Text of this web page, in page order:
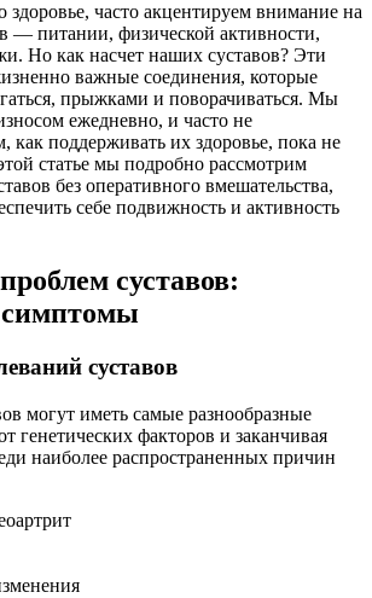
часто акцентируем внимание на
— питании, физической активности,
Но как насчет наших суставов? Эти
важные соединения, которые
прыжками и поворачиваться. Мы
ежедневно, и часто не
как поддерживать их здоровье, пока не
статье мы подробно рассмотрим
без оперативного вмешательства,
себе подвижность и активность
суставов:
суставов
могут иметь самые разнообразные
генетических факторов и заканчивая
наиболее распространенных причин